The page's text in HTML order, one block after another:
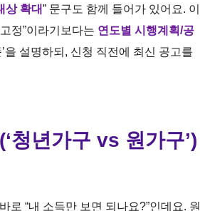
상 확대” 문구도 함께 들어가 있어요. 이
정”이라기보다는 연도별 시행계획/공
을 설명하되, 신청 직전에 최신 공고를
청년가구 vs 원가구’)
“내 소득만 보면 되나요?”인데요. 원